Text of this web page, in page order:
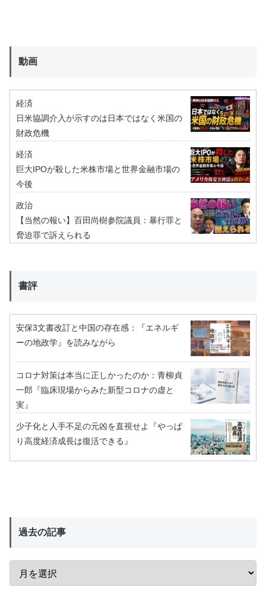
動画
経済
日米協調介入が示すのは日本ではなく米国の
財政危機
経済
巨大IPOが殺した米株市場と世界金融市場の
今後
政治
【当然の報い】百田尚樹参院議員：暴行罪と
脅迫罪で訴えられる
書評
安保3文書改訂と中国の存在感：『エネルギ
ーの地政学』を読みながら
コロナ対策は本当に正しかったのか：青柳貞
一郎『臨床現場からみた新型コロナの虚と
実』
少子化と人手不足の元凶を直視せよ『やっぱ
り高度経済成長は復活できる』
過去の記事